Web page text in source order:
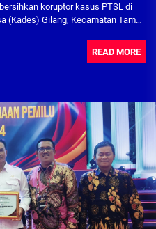
koruptor kasus PTSL di
(Kades) Gilang, Kecamatan Taman
READ MORE